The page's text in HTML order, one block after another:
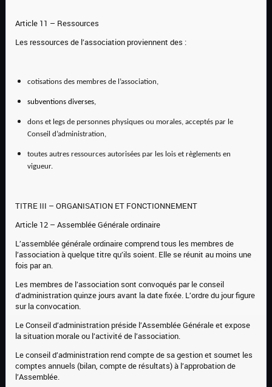
Article 11 – Ressources
Les ressources de l’association proviennent des :
cotisations des membres de l’association,
subventions diverses,
dons et legs de personnes physiques ou morales, acceptés par le
Conseil d’administration,
toutes autres ressources autorisées par les lois et règlements en
vigueur.
TITRE III – ORGANISATION ET FONCTIONNEMENT
Article 12 – Assemblée Générale ordinaire
L’assemblée générale ordinaire comprend tous les membres de
l’association à quelque titre qu’ils soient. Elle se réunit au moins une
fois par an.
Les membres de l’association sont convoqués par le conseil
d’administration quinze jours avant la date fixée. L’ordre du jour figure
sur la convocation.
Le Conseil d’administration préside l’Assemblée Générale et expose
la situation morale ou l’activité de l’association.
Le conseil d’administration rend compte de sa gestion et soumet les
comptes annuels (bilan, compte de résultats) à l’approbation de
l’Assemblée.